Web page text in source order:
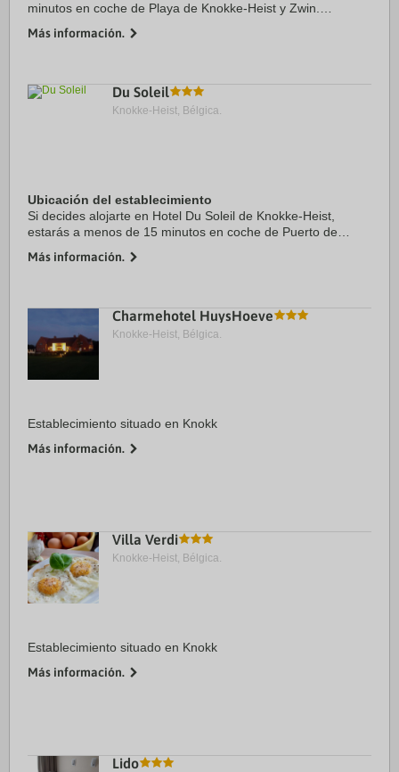
minutos en coche de Playa de Knokke-Heist y Zwin.
km de Casino de Knokke y a 9,2 km de ...
Más información.
Du Soleil
Knokke-Heist, Bélgica.
Ubicación del establecimiento
Si decides alojarte en Hotel Du Soleil de Knokke-Heist,
estarás a menos de 15 minutos en coche de Puerto de
encuentra a 20 km de Grote Markt (Plaza ...
Más información.
Charmehotel HuysHoeve
Knokke-Heist, Bélgica.
Establecimiento situado en Knokk
Más información.
Villa Verdi
Knokke-Heist, Bélgica.
Establecimiento situado en Knokk
Más información.
Lido